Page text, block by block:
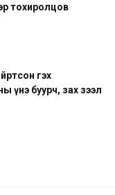
тохиролцов
гэх
үнэ буурч, зах зээл